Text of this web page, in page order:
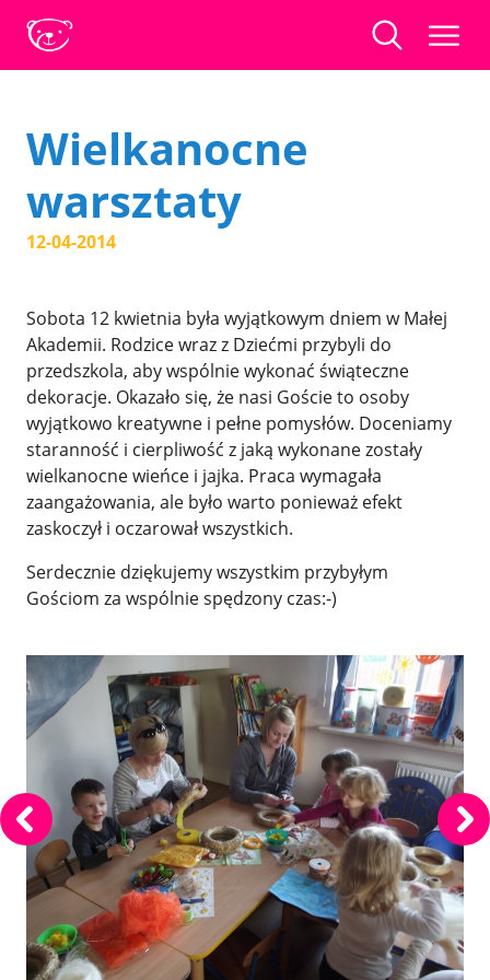
Wielkanocne
warsztaty
12-04-2014
Sobota 12 kwietnia była wyjątkowym dniem w Małej
Akademii. Rodzice wraz z Dziećmi przybyli do
przedszkola, aby wspólnie wykonać świąteczne
dekoracje. Okazało się, że nasi Goście to osoby
wyjątkowo kreatywne i pełne pomysłów. Doceniamy
staranność i cierpliwość z jaką wykonane zostały
wielkanocne wieńce i jajka. Praca wymagała
zaangażowania, ale było warto ponieważ efekt
zaskoczył i oczarował wszystkich.
Serdecznie dziękujemy wszystkim przybyłym
Gościom za wspólnie spędzony czas:-)